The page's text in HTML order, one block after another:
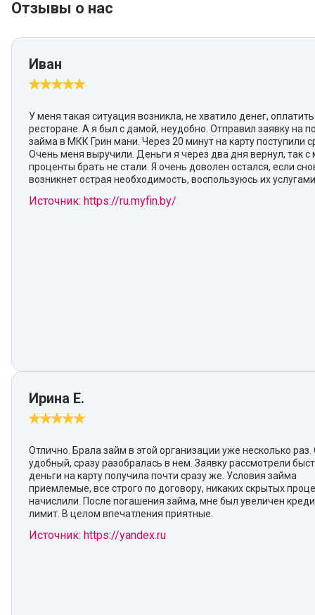
Отзывы о нас
Иван
У меня такая ситуация возникла, не хватило денег,
ресторане. А я был с дамой, неудобно. Отправил заявку на
займа в МКК Грин мани. Через 20 минут на карту поступили
Очень меня выручили. Деньги я через два дня вернул, так с
проценты брать не стали. Я очень доволен остался, если
возникнет острая необходимость, воспользуюсь их
Источник: https://ru.myfin.by/
Ирина Е.
Отлично. Брала займ в этой организации уже несколько раз.
удобный, сразу разобралась в нем. Заявку рассмотрели
деньги на карту получила почти сразу же. Условия займа
приемлемые, все строго по договору, никаких скрытых
начислили. После погашения займа, мне был увеличен
лимит. В целом впечатления приятные.
Источник: https://yandex.ru